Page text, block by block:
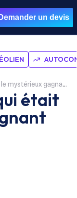
Demander un devis
de l’appel d’offre Bretagne sud ?
était